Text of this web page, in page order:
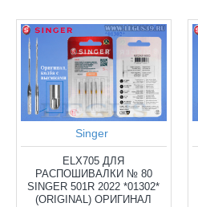
Singer
ELX705 ДЛЯ
РАСПОШИВАЛКИ № 80
SINGER 501R 2022 *01302*
(ORIGINAL) ОРИГИНАЛ